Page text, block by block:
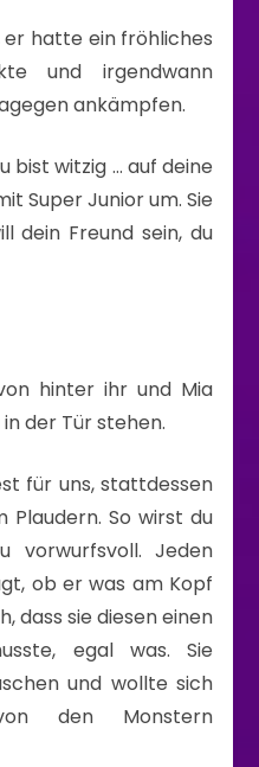
er hatte ein fröhliches
und irgendwann
ankämpfen.
bist witzig … auf deine
Super Junior um. Sie
dein Freund sein, du
hinter ihr und Mia
der Tür stehen.
für uns, stattdessen
So wirst du
vorwurfsvoll. Jeden
ob er was am Kopf
dass sie diesen einen
egal was. Sie
und wollte sich
den Monstern